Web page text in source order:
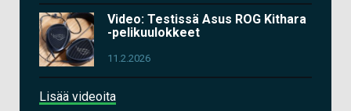
Video: Testissä Asus ROG Kithara
-pelikuulokkeet
11.2.2026
Lisää videoita